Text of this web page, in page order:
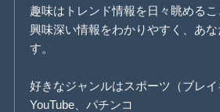
趣味はトレンド情報を日々眺めるこ
興味深い情報をわかりやすく、あな
す。
好きなジャンルはスポーツ（ブレイ
YouTube、パチンコ